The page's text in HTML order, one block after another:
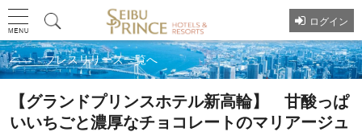
ログイン
プレスリリース一覧へ
【グランドプリンスホテル新高輪】 甘酸っぱ
いいちごと濃厚なチョコレートのマリアージュ